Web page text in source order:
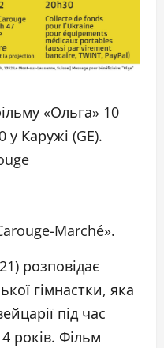
«Ольга» 10
у Каружі (GE).
Marché».
розповідає
гімнастки, яка
під час
років. Фільм